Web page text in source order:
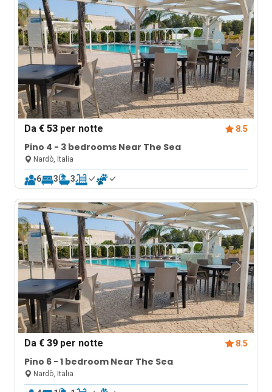
Da€ 53 per notte 8.5
Pino 4 - 3 bedrooms Near The Sea
Nardò, Italia
6 3 3
Da€ 39 per notte 8.5
Pino 6 - 1 bedroom Near The Sea
Nardò, Italia